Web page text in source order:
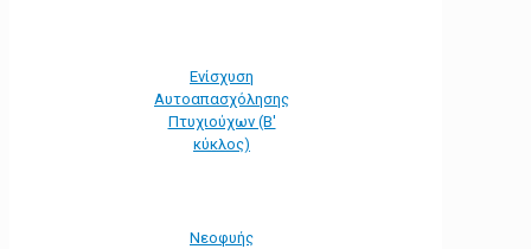
Ενίσχυση
Αυτοαπασχόλησης
Πτυχιούχων (Β'
κύκλος)
Νεοφυής